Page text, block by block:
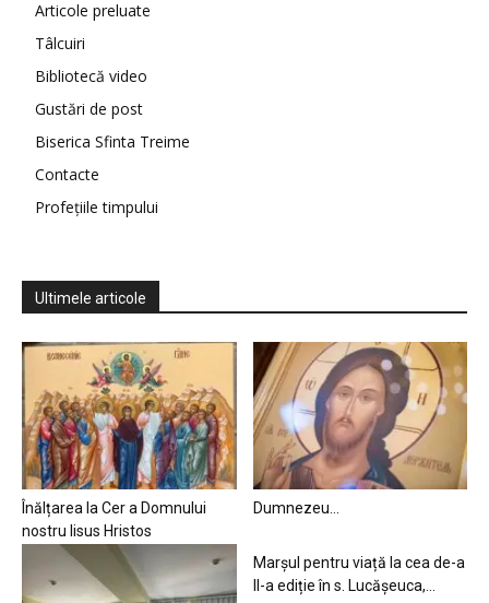
Articole preluate
Tâlcuiri
Bibliotecă video
Gustări de post
Biserica Sfinta Treime
Contacte
Profețiile timpului
Ultimele articole
Înălțarea la Cer a Domnului
nostru Iisus Hristos
Dumnezeu…
Marșul pentru viață la cea de-a
II-a ediție în s. Lucășeuca,...